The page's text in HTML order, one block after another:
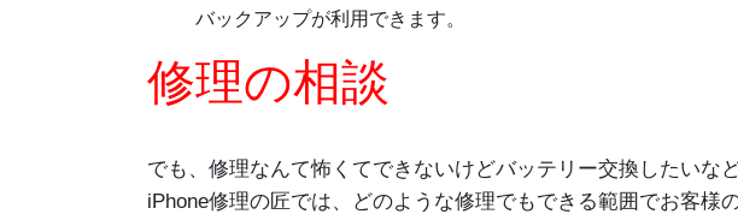
バックアップが利用できます。
修理の相談
でも、修理なんて怖くてできないけどバッテリー交換したいな
iPhone修理の匠では、どのような修理でもできる範囲でお客様